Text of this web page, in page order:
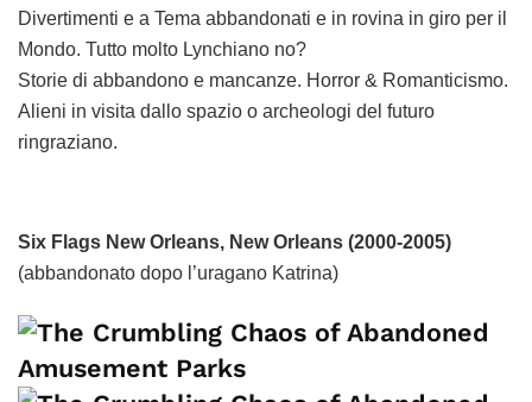
Divertimenti e a Tema abbandonati e in rovina in giro per il
Mondo. Tutto molto Lynchiano no?
Storie di abbandono e mancanze. Horror & Romanticismo.
Alieni in visita dallo spazio o archeologi del futuro
ringraziano.
Six Flags New Orleans, New Orleans (2000-2005)
(abbandonato dopo l’uragano Katrina)